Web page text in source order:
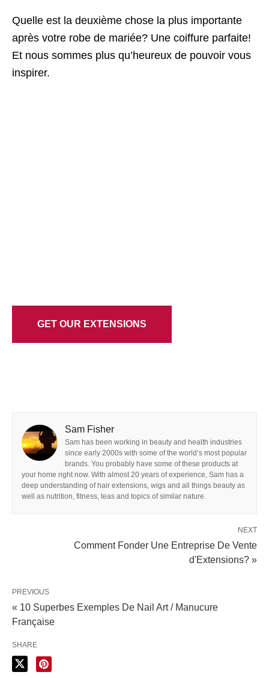
Quelle est la deuxième chose la plus importante
après votre robe de mariée? Une coiffure parfaite!
Et nous sommes plus qu’heureux de pouvoir vous
inspirer.
GET OUR EXTENSIONS
Sam Fisher
Sam has been working in beauty and health industries
since early 2000s with some of the world’s most popular
brands. You probably have some of these products at
your home right now. With almost 20 years of experience, Sam has a
deep understanding of hair extensions, wigs and all things beauty as
well as nutrition, fitness, teas and topics of similar nature.
NEXT
Comment Fonder Une Entreprise De Vente
d'Extensions? »
PREVIOUS
« 10 Superbes Exemples De Nail Art / Manucure
Française
SHARE